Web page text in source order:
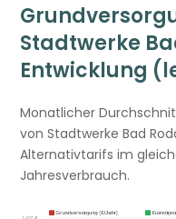
Stadtwerke
Entwicklung
Monatlicher
von Stadtwerke Bad
Alternativtarifs im
Jahresverbrauch.